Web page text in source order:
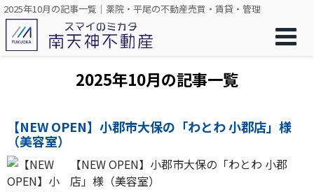
2025年10月の記事一覧｜薬院・平尾の不動産売買・賃貸・管理
2025年10月の記事一覧
【NEW OPEN】小郡市大保の「わとわ 小郡店」様
（美容室）
【NEW OPEN】小郡市大保の「わとわ 小郡
店」様（美容室）